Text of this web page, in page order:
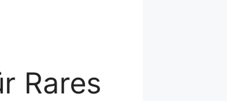
Rares